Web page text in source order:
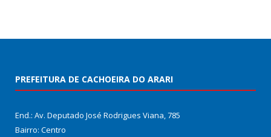
PREFEITURA DE CACHOEIRA DO ARARI
End.: Av. Deputado José Rodrigues Viana, 785
Bairro: Centro